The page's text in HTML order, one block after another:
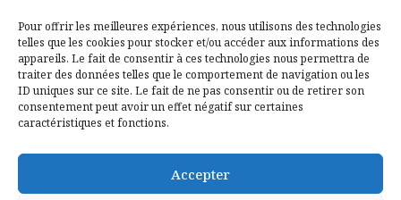
Pour offrir les meilleures expériences, nous utilisons des technologies
telles que les cookies pour stocker et/ou accéder aux informations des
appareils. Le fait de consentir à ces technologies nous permettra de
traiter des données telles que le comportement de navigation ou les
ID uniques sur ce site. Le fait de ne pas consentir ou de retirer son
consentement peut avoir un effet négatif sur certaines
caractéristiques et fonctions.
Accepter
Mentions légales
Politique de confidentialité